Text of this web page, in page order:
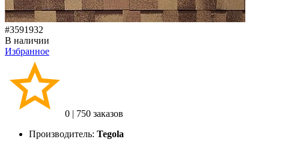
#3591932
В наличии
Избранное
0 | 750 заказов
Производитель: Tegola